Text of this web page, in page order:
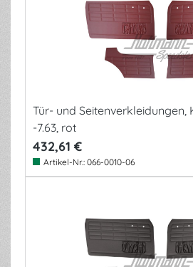
Tür- und Seitenverkleidungen,
-7.63, rot
432,61 €
Artikel-Nr.: 066-0010-06